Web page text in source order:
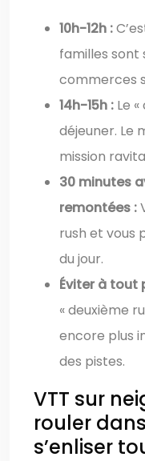
10h-12h :
familles sont
commerces
14h-15h : Le
déjeuner. Le
mission
30 minutes
remontées :
rush et vous
du jour.
Éviter à tout
« deuxième
encore plus
des pistes.
VTT sur
rouler
s’enliser